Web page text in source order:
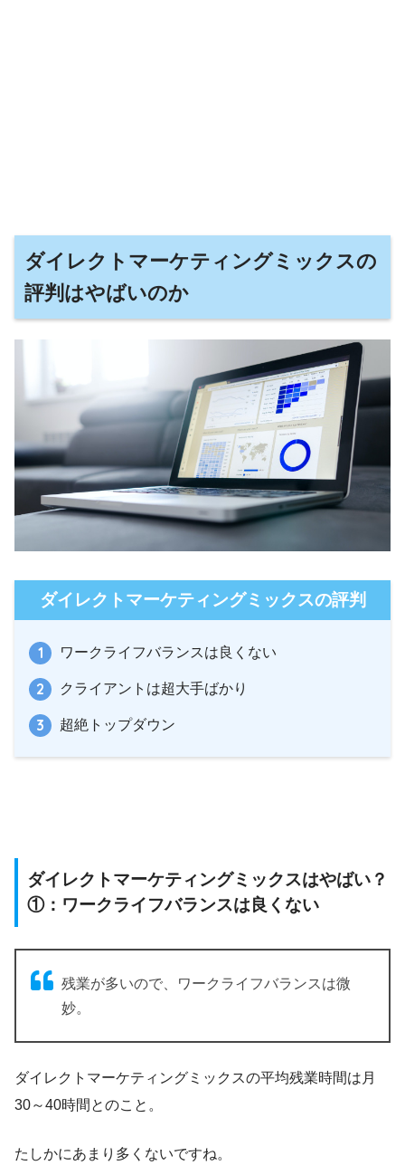
ダイレクトマーケティングミックスの
評判はやばいのか
ダイレクトマーケティングミックスの評判
ワークライフバランスは良くない
クライアントは超大手ばかり
超絶トップダウン
ダイレクトマーケティングミックスはやばい？
①：ワークライフバランスは良くない
残業が多いので、ワークライフバランスは微
妙。
ダイレクトマーケティングミックスの平均残業時間は月
30～40時間とのこと。
たしかにあまり多くないですね。